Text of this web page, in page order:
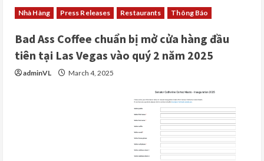
Nhà Hàng Press Releases Restaurants Thông Báo
Bad Ass Coffee chuẩn bị mở cửa hàng đầu
tiên tại Las Vegas vào quý 2 năm 2025
adminVL March 4, 2025